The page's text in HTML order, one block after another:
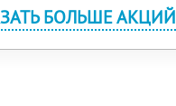
БОЛЬШЕ АКЦИЙ